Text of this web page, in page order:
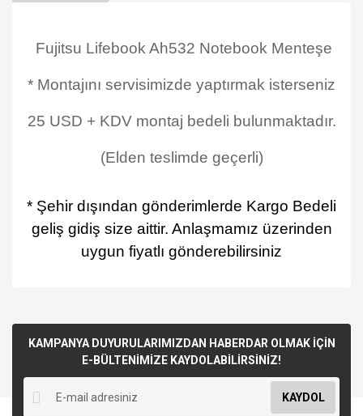
Fujitsu Lifebook Ah532 Notebook Menteşe
* Montajını servisimizde yaptırmak isterseniz
25 USD + KDV montaj bedeli bulunmaktadır.
(Elden teslimde geçerli)
* Şehir dışından gönderimlerde Kargo Bedeli
geliş gidiş size aittir. Anlaşmamız üzerinden
uygun fiyatlı gönderebilirsiniz
KAMPANYA DUYURULARIMIZDAN HABERDAR OLMAK İÇİN
E-BÜLTENİMİZE KAYDOLABİLİRSİNİZ!
KAYDOL